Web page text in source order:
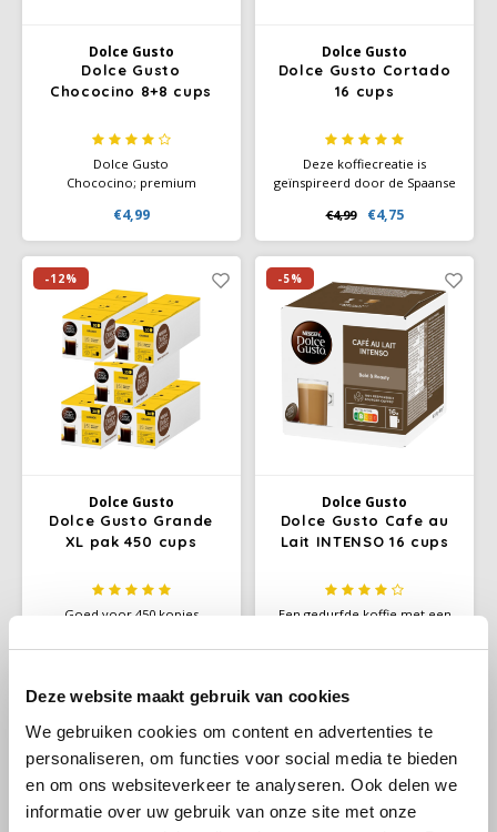
Deze website maakt gebruik van cookies
We gebruiken cookies om content en advertenties te
personaliseren, om functies voor social media te bieden
en om ons websiteverkeer te analyseren. Ook delen we
informatie over uw gebruik van onze site met onze
Dolce Gusto
Dolce Gusto
Chococino 8+8 cups
Dolce Gusto
Chococino; premium
vanille en romige volle melk
bieden je een intense, pure
chocolade traktatie met
stevige chocoladeschuim.
€4,99
Dolce Gusto
Dolce Gusto Cortado
16 cups
Deze koffiecreatie is
geïnspireerd door de Spaanse
espresso met een scheut
warme melk, zoals bij een
espresso macchiato.
€4,99 €4,75
-12%
Dolce Gusto
Dolce Gusto Grande
XL pak 450 cups
Goed voor 450 kopjes
met een ronde body en rijke
versgeroosterde
koffiearoma's met fruitige
tonen in deze heerlijke pure
-5%
Dolce Gusto
Dolce Gusto Cafe au
Lait INTENSO 16 cups
Een gedurfde koffie met een
één capsule die je binnen een
biedt.